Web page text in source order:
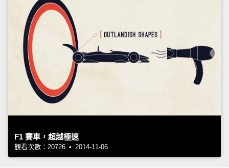
F1 賽車，超越極速
觀看次數：20726 • 2014-11-06